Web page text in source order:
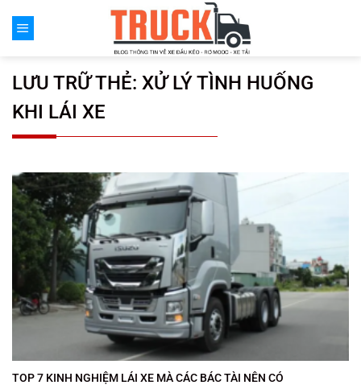
đến
LƯU TRỮ THẺ: XỬ LÝ TÌNH HUỐNG
KHI LÁI XE
TOP 7 KINH NGHIỆM LÁI XE MÀ CÁC BÁC TÀI NÊN CÓ